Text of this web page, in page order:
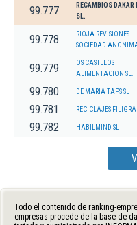
99.777
RECAMBIOS DAKAR
SL.
99.778
RIOJA REVISIONES
SOCIEDAD
99.779
OS CASTELOS
ALIMENTACION SL.
99.780 DE MARIA TAPS SL
99.781 RECICLAJES
99.782 HABILMIND SL
Todo el contenido de ranking-
empresas procede de la base de